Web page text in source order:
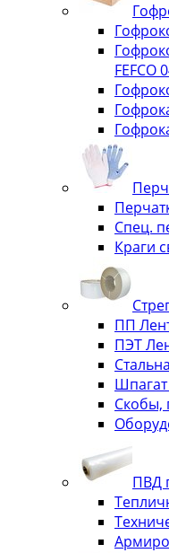
FEFCO
Спец.
Краги
ПП
ПЭТ
Скобы,
ПВД